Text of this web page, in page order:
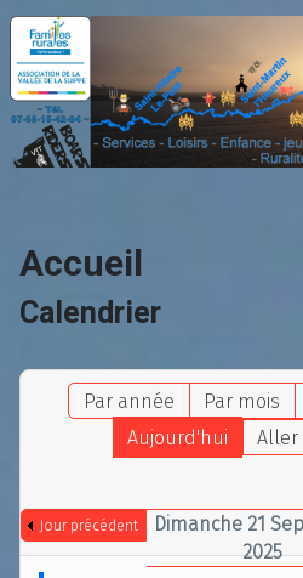
Accueil
Calendrier
Par année Par mois
Aujourd'hui
Aller
Jour précédent
Dimanche 21
2025